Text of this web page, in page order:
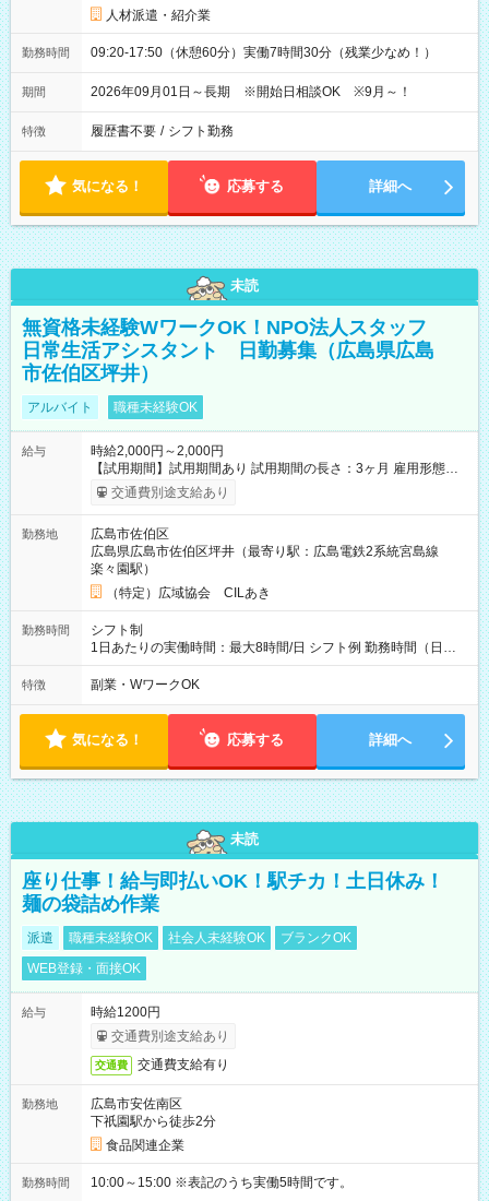
人材派遣・紹介業
勤務時間 09:20-17:50（休憩60分）実働7時間30分（残業少なめ！）
期間 2026年09月01日～長期 ※開始日相談OK ※9月～！
特徴 履歴書不要 / シフト勤務
気になる！ 応募する 詳細へ
未読
無資格未経験WワークOK！NPO法人スタッフ
日常生活アシスタント 日勤募集（広島県広島
市佐伯区坪井）
アルバイト 職種未経験OK
給与
時給2,000円～2,000円
【試用期間】試用期間あり 試用期間の長さ：3ヶ月 雇用形態、
給与は本採用時と同じです。
交通費別途支給あり
勤務地
広島市佐伯区
広島県広島市佐伯区坪井（最寄り駅：広島電鉄2系統宮島線
楽々園駅）
（特定）広域協会 CILあき
勤務時間
シフト制
1日あたりの実働時間：最大8時間/日 シフト例 勤務時間（日
勤）・8時～18時 （実働時間8時間 待機休憩2時間）（日勤1回
あたりの給与 2万円）
特徴 副業・WワークOK
気になる！ 応募する 詳細へ
未読
座り仕事！給与即払いOK！駅チカ！土日休み！
麺の袋詰め作業
派遣 職種未経験OK 社会人未経験OK
ブランクOK
WEB登録・面接OK
給与
時給1200円
交通費別途支給あり
交通費 交通費支給有り
勤務地
広島市安佐南区
下祇園駅から徒歩2分
食品関連企業
勤務時間 10:00～15:00 ※表記のうち実働5時間です。